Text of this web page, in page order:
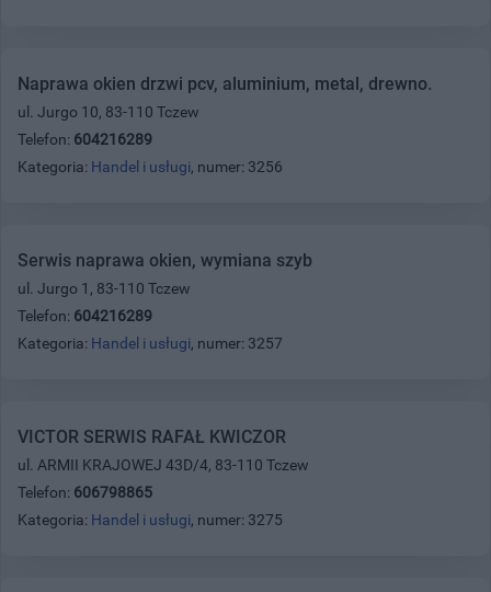
Naprawa okien drzwi pcv, aluminium, metal, drewno.
ul. Jurgo 10, 83-110 Tczew
Telefon: 604216289
Kategoria: Handel i usługi, numer: 3256
Serwis naprawa okien, wymiana szyb
ul. Jurgo 1, 83-110 Tczew
Telefon: 604216289
Kategoria: Handel i usługi, numer: 3257
VICTOR SERWIS RAFAŁ KWICZOR
ul. ARMII KRAJOWEJ 43D/4, 83-110 Tczew
Telefon: 606798865
Kategoria: Handel i usługi, numer: 3275